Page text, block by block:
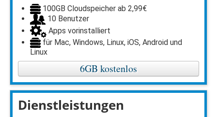
100GB Cloudspeicher ab 2,99€
10 Benutzer
Apps vorinstalliert
für Mac, Windows, Linux, iOS, Android und
Linux
6GB kostenlos
Dienstleistungen